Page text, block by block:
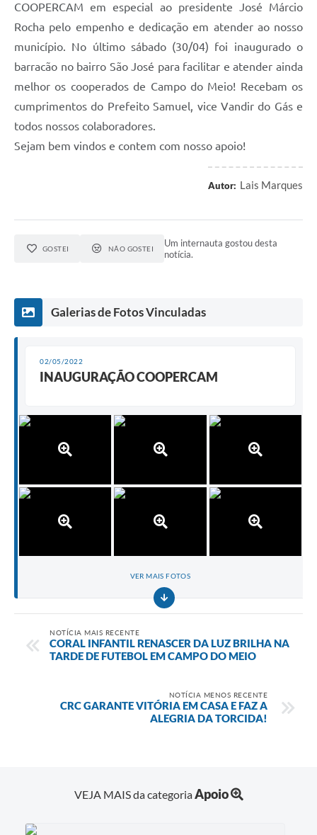
COOPERCAM em especial ao presidente José Márcio
Rocha pelo empenho e dedicação em atender ao nosso
município. No último sábado (30/04) foi inaugurado o
barracão no bairro São José para facilitar e atender ainda
melhor os cooperados de Campo do Meio! Recebam os
cumprimentos do Prefeito Samuel, vice Vandir do Gás e
todos nossos colaboradores.
Sejam bem vindos e contem com nosso apoio!
Autor: Lais Marques
GOSTEI NÃO GOSTEI
Um internauta gostou desta
notícia.
Galerias de Fotos Vinculadas
02/05/2022
INAUGURAÇÃO COOPERCAM
VER MAIS FOTOS
NOTÍCIA MAIS RECENTE
CORAL INFANTIL RENASCER DA LUZ BRILHA NA
TARDE DE FUTEBOL EM CAMPO DO MEIO
NOTÍCIA MENOS RECENTE
CRC GARANTE VITÓRIA EM CASA E FAZ A
ALEGRIA DA TORCIDA!
VEJA MAIS da categoriaApoio